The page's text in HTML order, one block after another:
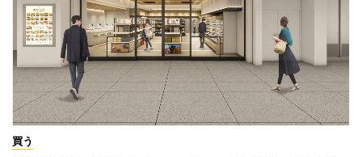
買う